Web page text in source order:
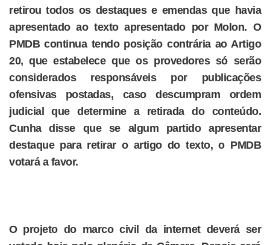
retirou todos os destaques e emendas que havia
apresentado ao texto apresentado por Molon. O
PMDB continua tendo posição contrária ao Artigo
20, que estabelece que os provedores só serão
considerados responsáveis por publicações
ofensivas postadas, caso descumpram ordem
judicial que determine a retirada do conteúdo.
Cunha disse que se algum partido apresentar
destaque para retirar o artigo do texto, o PMDB
votará a favor.
O projeto do marco civil da internet deverá ser